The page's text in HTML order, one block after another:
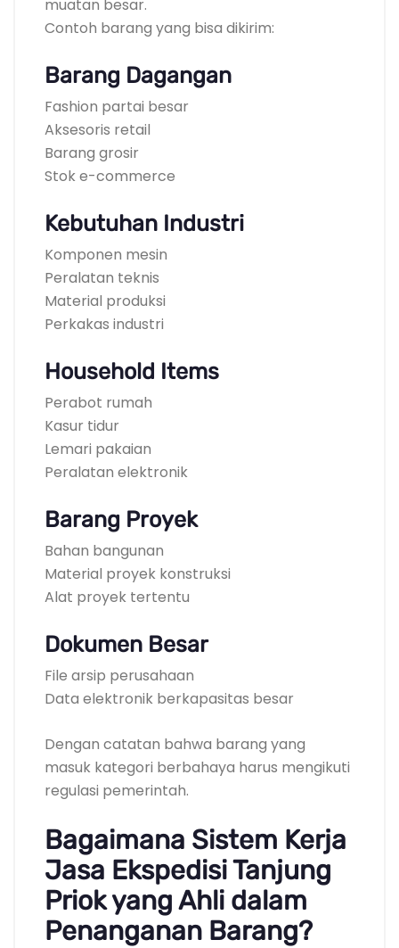
muatan besar.
Contoh barang yang bisa dikirim:
Barang Dagangan
Fashion partai besar
Aksesoris retail
Barang grosir
Stok e-commerce
Kebutuhan Industri
Komponen mesin
Peralatan teknis
Material produksi
Perkakas industri
Household Items
Perabot rumah
Kasur tidur
Lemari pakaian
Peralatan elektronik
Barang Proyek
Bahan bangunan
Material proyek konstruksi
Alat proyek tertentu
Dokumen Besar
File arsip perusahaan
Data elektronik berkapasitas besar
Dengan catatan bahwa barang yang
masuk kategori berbahaya harus mengikuti
regulasi pemerintah.
Bagaimana Sistem Kerja
Jasa Ekspedisi Tanjung
Priok yang Ahli dalam
Penanganan Barang?